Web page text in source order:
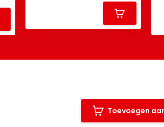
Toevoegen